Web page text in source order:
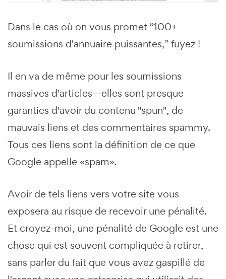
Dans le cas où on vous promet “100+
soumissions d'annuaire puissantes,” fuyez !
Il en va de même pour les soumissions
massives d'articles—elles sont presque
garanties d'avoir du contenu "spun", de
mauvais liens et des commentaires spammy.
Tous ces liens sont la définition de ce que
Google appelle «spam».
Avoir de tels liens vers votre site vous
exposera au risque de recevoir une pénalité.
Et croyez-moi, une pénalité de Google est une
chose qui est souvent compliquée à retirer,
sans parler du fait que vous avez gaspillé de